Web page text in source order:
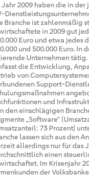
Jahr 2009 haben die in
Branche ist zahlenmäßig
in 2009 gut
Euro und etwa jedes
und 500.000 Euro.
Unternehmen
die Entwicklung,
von
Support-
und
den einschlägigen
„Software“
73 Prozent)
lassen sich aus den
allerdings nur für das
einen
Im Krisenjahr
der